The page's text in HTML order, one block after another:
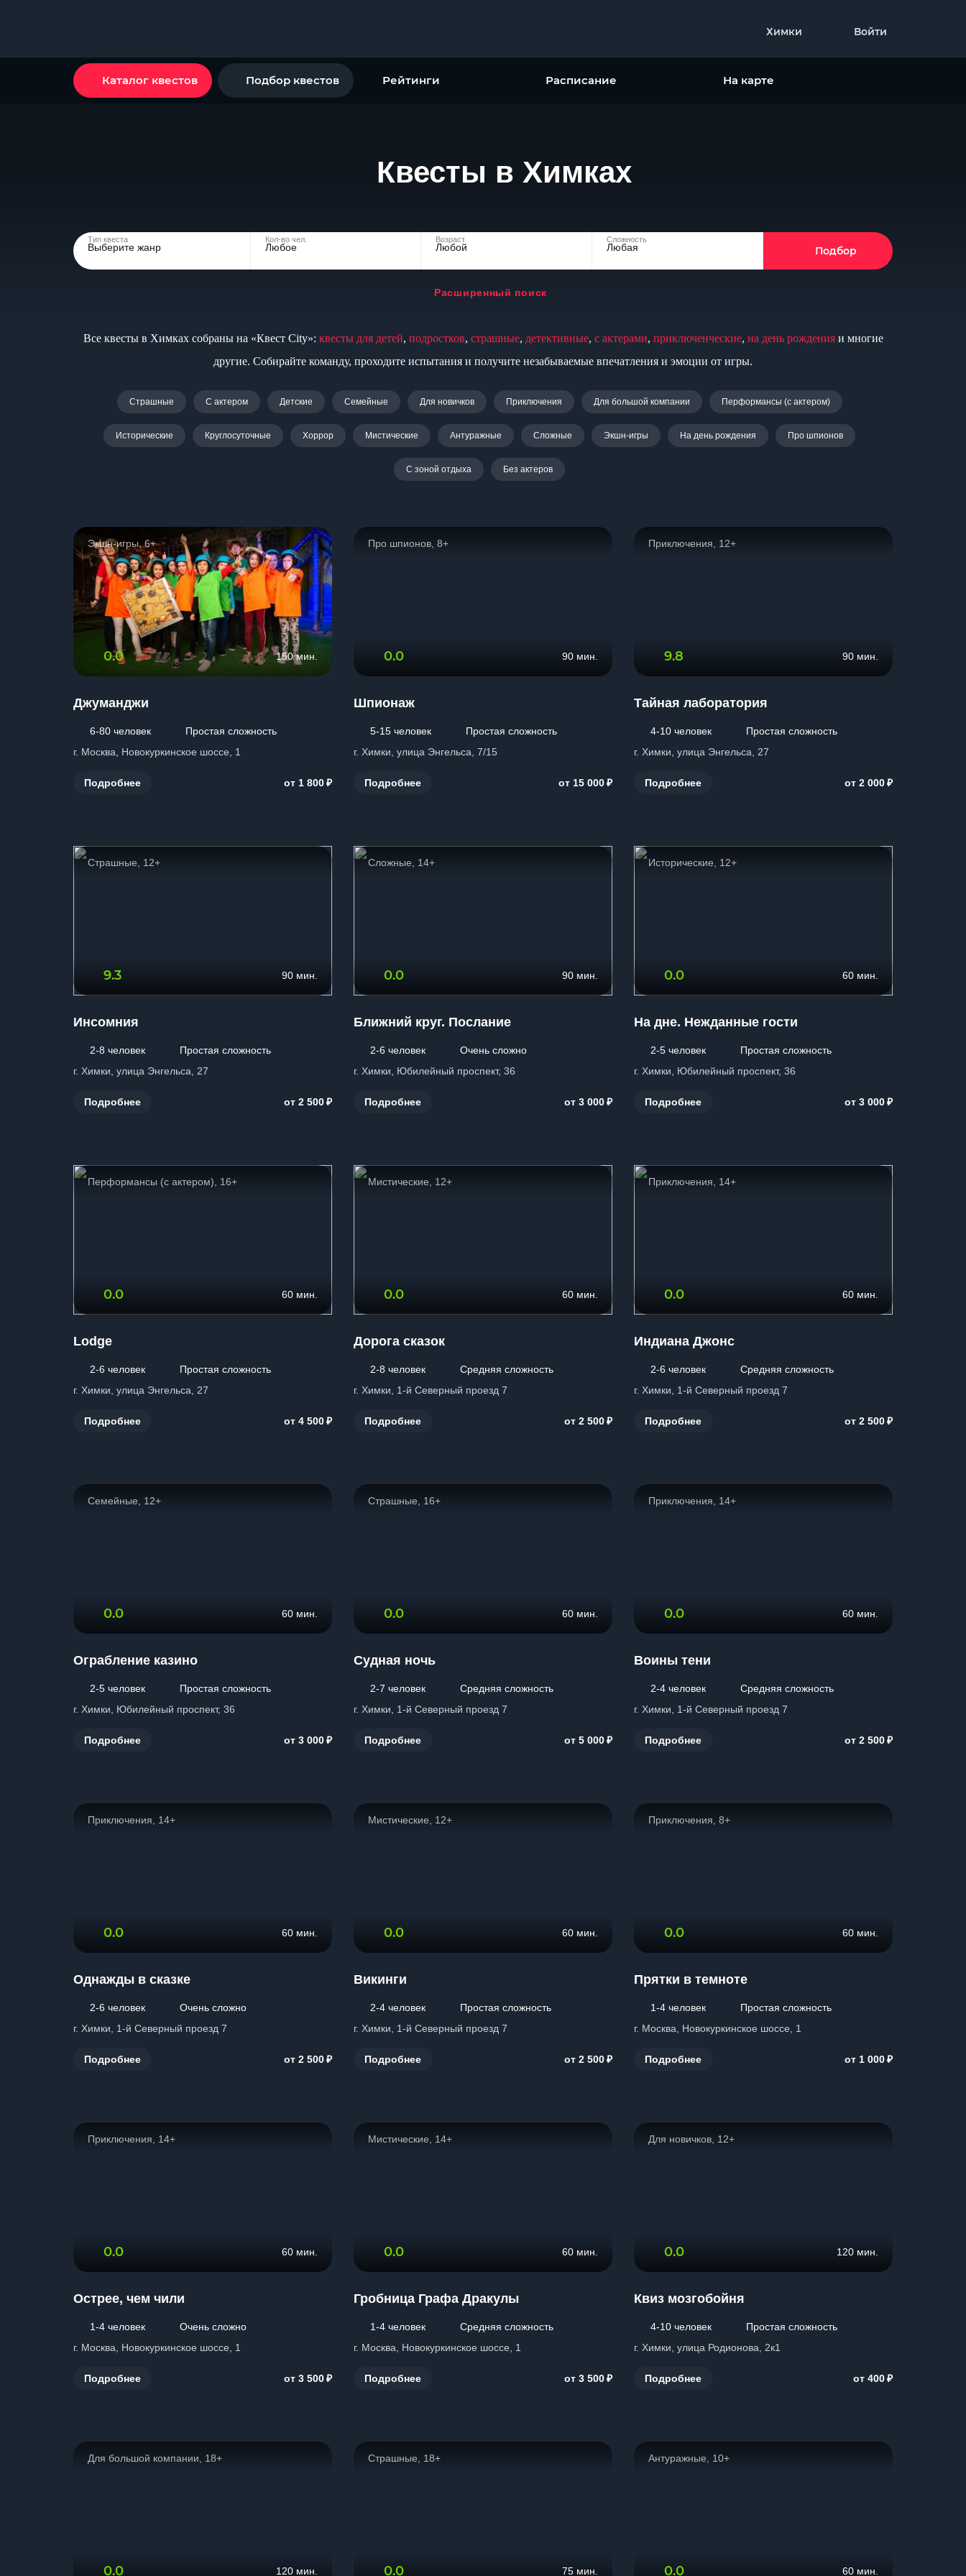
Химки Войти
Каталог квестов Подбор квестов Рейтинги Расписание На карте
Квесты в Химках
Тип квеста
Выберите жанр
Кол-во чел.
Любое
Возраст
Любой
Сложность
Любая Подбор
Расширенный поиск
Все квесты в Химках собраны на «Квест City»: квесты для детей, подростков, страшные, детективные, с актерами, приключенческие, на день рожденияи многие
другие. Собирайте команду, проходите испытания и получите незабываемые впечатления и эмоции от игры.
Страшные С актером Детские Семейные Для новичков Приключения Для большой компании Перформансы (с актером)
Исторические Круглосуточные Хоррор Мистические Антуражные Сложные Экшн-игры На день рождения Про шпионов
С зоной отдыха Без актеров
Экшн-игры, 6+
0.0 150 мин.
Джуманджи
6-80 человек
Простая сложность
г. Москва, Новокуркинское шоссе, 1
Подробнее от 1 800₽
Про шпионов, 8+
0.0 90 мин.
Шпионаж
5-15 человек
Простая сложность
г. Химки, улица Энгельса, 7/15
Подробнее от 15 000₽
Приключения, 12+
9.8 90 мин.
Тайная лаборатория
4-10 человек
Простая сложность
г. Химки, улица Энгельса, 27
Подробнее от 2 000₽
Страшные, 12+
9.3 90 мин.
Инсомния
2-8 человек
Простая сложность
г. Химки, улица Энгельса, 27
Подробнее от 2 500₽
Сложные, 14+
0.0 90 мин.
Ближний круг. Послание
2-6 человек
Очень сложно
г. Химки, Юбилейный проспект, 36
Подробнее от 3 000₽
Исторические, 12+
0.0 60 мин.
На дне. Нежданные гости
2-5 человек
Простая сложность
г. Химки, Юбилейный проспект, 36
Подробнее от 3 000₽
Перформансы (с актером), 16+
0.0 60 мин.
Lodge
2-6 человек
Простая сложность
г. Химки, улица Энгельса, 27
Подробнее от 4 500₽
Мистические, 12+
0.0 60 мин.
Дорога сказок
2-8 человек
Средняя сложность
г. Химки, 1-й Северный проезд 7
Подробнее от 2 500₽
Приключения, 14+
0.0 60 мин.
Индиана Джонс
2-6 человек
Средняя сложность
г. Химки, 1-й Северный проезд 7
Подробнее от 2 500₽
Семейные, 12+
0.0 60 мин.
Ограбление казино
2-5 человек
Простая сложность
г. Химки, Юбилейный проспект, 36
Подробнее от 3 000₽
Страшные, 16+
0.0 60 мин.
Судная ночь
2-7 человек
Средняя сложность
г. Химки, 1-й Северный проезд 7
Подробнее от 5 000₽
Приключения, 14+
0.0 60 мин.
Воины тени
2-4 человек
Средняя сложность
г. Химки, 1-й Северный проезд 7
Подробнее от 2 500₽
Приключения, 14+
0.0 60 мин.
Однажды в сказке
2-6 человек
Очень сложно
г. Химки, 1-й Северный проезд 7
Подробнее от 2 500₽
Мистические, 12+
0.0 60 мин.
Викинги
2-4 человек
Простая сложность
г. Химки, 1-й Северный проезд 7
Подробнее от 2 500₽
Приключения, 8+
0.0 60 мин.
Прятки в темноте
1-4 человек
Простая сложность
г. Москва, Новокуркинское шоссе, 1
Подробнее от 1 000₽
Приключения, 14+
0.0 60 мин.
Острее, чем чили
1-4 человек
Очень сложно
г. Москва, Новокуркинское шоссе, 1
Подробнее от 3 500₽
Мистические, 14+
0.0 60 мин.
Гробница Графа Дракулы
1-4 человек
Средняя сложность
г. Москва, Новокуркинское шоссе, 1
Подробнее от 3 500₽
Для новичков, 12+
0.0 120 мин.
Квиз мозгобойня
4-10 человек
Простая сложность
г. Химки, улица Родионова, 2к1
Подробнее от 400₽
Для большой компании, 18+
0.0 120 мин.
Страшные, 18+
0.0 75 мин.
Антуражные, 10+
0.0 60 мин.